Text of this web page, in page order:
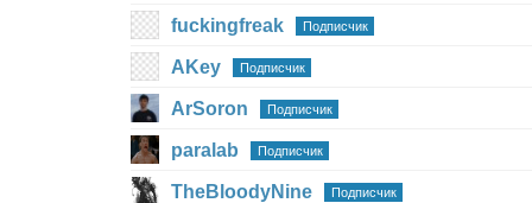
fuckingfreak Подписчик
AKey Подписчик
ArSoron Подписчик
paralab Подписчик
TheBloodyNine Подписчик